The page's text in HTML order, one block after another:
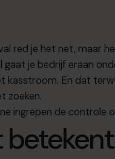
red je het net, maar
je bedrijf eraan
kasstroom. En dat
zoeken.
ingrepen de controle